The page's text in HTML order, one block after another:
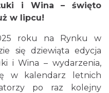
2026-08-09
i Wina – święto
w lipcu!
roku na Rynku w
się dziewiąta edycja
i Wina – wydarzenia,
w kalendarz letnich
po raz kolejny